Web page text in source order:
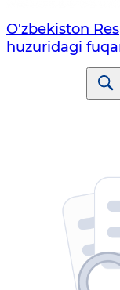
O'zbekiston
huzuridagi